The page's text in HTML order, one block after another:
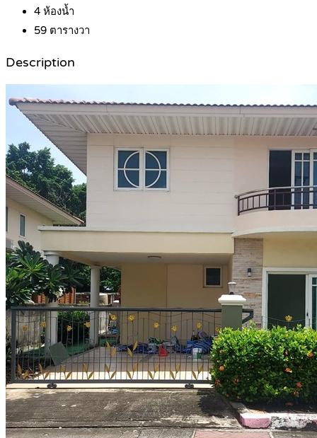
4 ห้องน้ำ
59 ตารางวา
Description